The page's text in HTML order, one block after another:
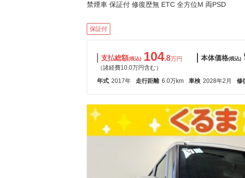
禁煙車 保証付 修復歴無 ETC 全方位M 両PSD
保証付
支払総額(税込) 104.8万円
（諸経費10.0万円含む）
本体価格(税込)
年式 2017年 走行距離 6.0万km 車検 2028年2月 修